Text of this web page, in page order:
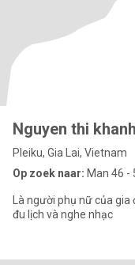
Nguyen thi
Pleiku, Gia Lai, Vietnam
Op zoek naar: Man 46 -
Là người phụ nữ của gia
đu lịch và nghe nhạc